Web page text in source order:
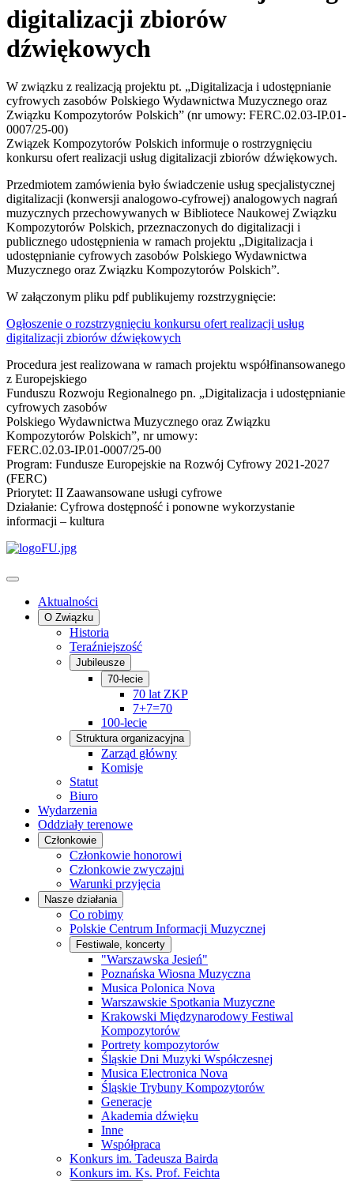
digitalizacji zbiorów
dźwiękowych
W związku z realizacją projektu pt. „Digitalizacja i udostępnianie
cyfrowych zasobów Polskiego Wydawnictwa Muzycznego oraz
Związku Kompozytorów Polskich” (nr umowy: FERC.02.03-IP.01-
0007/25-00)
Związek Kompozytorów Polskich informuje o rostrzygnięciu
konkursu ofert realizacji usług digitalizacji zbiorów dźwiękowych.
Przedmiotem zamówienia było świadczenie usług specjalistycznej
digitalizacji (konwersji analogowo-cyfrowej) analogowych nagrań
muzycznych przechowywanych w Bibliotece Naukowej Związku
Kompozytorów Polskich, przeznaczonych do digitalizacji i
publicznego udostępnienia w ramach projektu „Digitalizacja i
udostępnianie cyfrowych zasobów Polskiego Wydawnictwa
Muzycznego oraz Związku Kompozytorów Polskich”.
W załączonym pliku pdf publikujemy rozstrzygnięcie:
Ogłoszenie o rozstrzygnięciu konkursu ofert realizacji usług
digitalizacji zbiorów dźwiękowych
Procedura jest realizowana w ramach projektu współfinansowanego
z Europejskiego
Funduszu Rozwoju Regionalnego pn. „Digitalizacja i udostępnianie
cyfrowych zasobów
Polskiego Wydawnictwa Muzycznego oraz Związku
Kompozytorów Polskich”, nr umowy:
FERC.02.03-IP.01-0007/25-00
Program: Fundusze Europejskie na Rozwój Cyfrowy 2021-2027
(FERC)
Priorytet: II Zaawansowane usługi cyfrowe
Działanie: Cyfrowa dostępność i ponowne wykorzystanie
informacji – kultura
Aktualności
O Związku
Historia
Teraźniejszość
Jubileusze
70-lecie
70 lat ZKP
7+7=70
100-lecie
Struktura organizacyjna
Zarząd główny
Komisje
Statut
Biuro
Wydarzenia
Oddziały terenowe
Członkowie
Członkowie honorowi
Członkowie zwyczajni
Warunki przyjęcia
Nasze działania
Co robimy
Polskie Centrum Informacji Muzycznej
Festiwale, koncerty
"Warszawska Jesień"
Poznańska Wiosna Muzyczna
Musica Polonica Nova
Warszawskie Spotkania Muzyczne
Krakowski Międzynarodowy Festiwal
Kompozytorów
Portrety kompozytorów
Śląskie Dni Muzyki Współczesnej
Musica Electronica Nova
Śląskie Trybuny Kompozytorów
Generacje
Akademia dźwięku
Inne
Współpraca
Konkurs im. Tadeusza Bairda
Konkurs im. Ks. Prof. Feichta